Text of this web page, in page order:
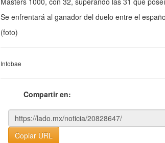
Se enfrentará al ganador del duelo entre el
(foto)
Infobae
Compartir en:
Copiar URL